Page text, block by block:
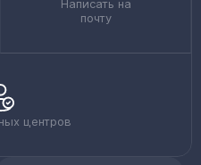
Написать на
почту
центров